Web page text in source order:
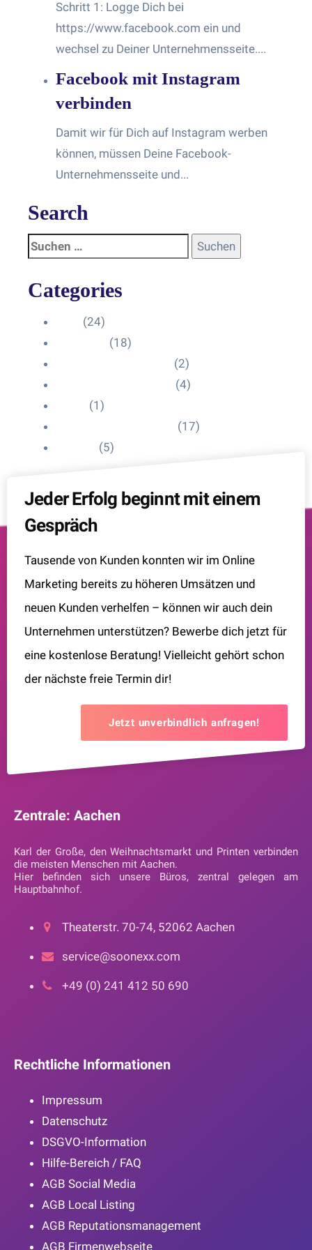
Schritt 1: Logge Dich bei
https://www.facebook.com ein und
wechsel zu Deiner Unternehmensseite....
Facebook mit Instagram
verbinden
Damit wir für Dich auf Instagram werben
können, müssen Deine Facebook-
Unternehmensseite und...
Search
Categories
(24)
(18)
(2)
(4)
(1)
(17)
(5)
Jeder Erfolg beginnt mit einem
Gespräch
Tausende von Kunden konnten wir im Online
Marketing bereits zu höheren Umsätzen und
neuen Kunden verhelfen – können wir auch dein
Unternehmen unterstützen? Bewerbe dich jetzt für
eine kostenlose Beratung! Vielleicht gehört schon
der nächste freie Termin dir!
Jetzt unverbindlich anfragen!
Zentrale: Aachen
Karl der Große, den Weihnachtsmarkt und Printen verbinden
die meisten Menschen mit Aachen.
Hier befinden sich unsere Büros, zentral gelegen am
Hauptbahnhof.
Theaterstr. 70-74, 52062 Aachen
service@soonexx.com
+49 (0) 241 412 50 690
Rechtliche Informationen
Impressum
Datenschutz
DSGVO-Information
Hilfe-Bereich / FAQ
AGB Social Media
AGB Local Listing
AGB Reputationsmanagement
AGB Firmenwebseite